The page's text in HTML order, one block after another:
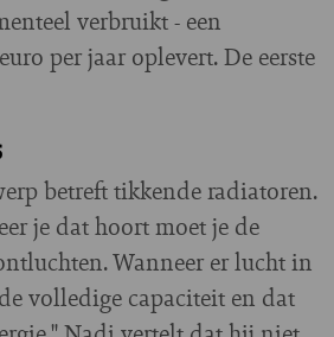
verbruikt - een
per jaar oplevert. De eerste
betreft tikkende radiatoren.
je dat hoort moet je de
Wanneer er lucht in
volledige capaciteit en dat